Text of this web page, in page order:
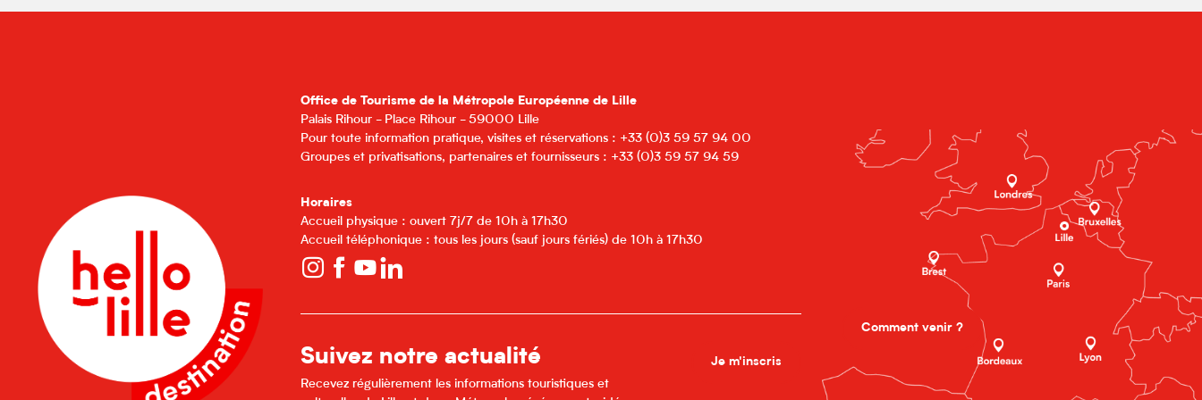
Office de Tourisme de la Métropole Européenne de Lille
Palais Rihour - Place Rihour - 59000 Lille
Pour toute information pratique, visites et réservations : +33 (0)3 59 57 94 00
Groupes et privatisations, partenaires et fournisseurs : +33 (0)3 59 57 94 59
Horaires
Accueil physique : ouvert 7j/7 de 10h à 17h30
Accueil téléphonique : tous les jours (sauf jours fériés) de 10h à 17h30
Suivez notre actualité
Recevez régulièrement les informations touristiques et
Je m'inscris
Comment venir ?